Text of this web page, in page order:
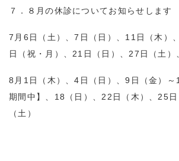
７．８月の休診についてお知らせします
7月6日（土）、7日（日）、11日（木）
日（祝・月）、21日（日）、27日（土）
8月1日（木）、4日（日）、9日（金）～
期間中】、18（日）、22日（木）、25
（土）